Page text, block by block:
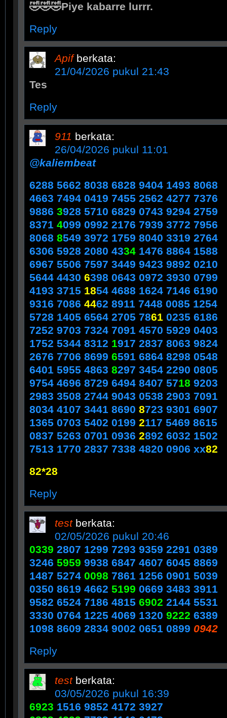
🤣🤣🤣Piye kabarre lurrr.
Reply
Apif berkata:
21/04/2026 pukul 21:43
Tes
Reply
911 berkata:
26/04/2026 pukul 11:01
@kaliembeat
6288 5662 8038 6828 9404 1493 8068
4663 7494 0419 7455 2562 4277 7376
9886 3928 5710 6829 0743 9294 2759
8371 4099 0992 2176 7939 3772 7956
8068 8549 3972 1759 8040 3319 2764
6306 5928 2080 4334 1476 8864 1588
6967 5506 7597 3449 9423 9892 0210
5644 4430 6398 0643 0972 3930 0799
4193 3715 1854 4688 1624 7146 6190
9316 7086 4462 8911 7448 0085 1254
5728 1405 6564 2705 7861 0235 6186
7252 9703 7324 7091 4570 5929 0403
1752 5344 8312 1917 2837 8063 9824
2676 7706 8699 6591 6864 8298 0548
6401 5955 4863 8297 3454 2290 0805
9754 4696 8729 6494 8407 5718 9203
2983 3508 2744 9043 0538 2903 7091
8034 4107 3441 8690 8723 9301 6907
1365 0703 5402 0199 2117 5469 8615
0837 5263 0701 0936 2892 6032 1502
7513 1770 2837 7338 4820 0906 xx82
82*28
Reply
test berkata:
02/05/2026 pukul 20:46
0339 2807 1299 7293 9359 2291 0389
3246 5959 9938 6847 4607 6045 8869
1487 5274 0098 7861 1256 0901 5039
0350 8619 4662 5199 0669 3483 3911
9582 6524 7186 4815 6902 2144 5531
3330 0764 1225 4069 1320 9222 6389
​1098 8609 2834 9002 0651 ​0899 0942
Reply
test berkata:
03/05/2026 pukul 16:39
6923 1516 9852 4172 3927